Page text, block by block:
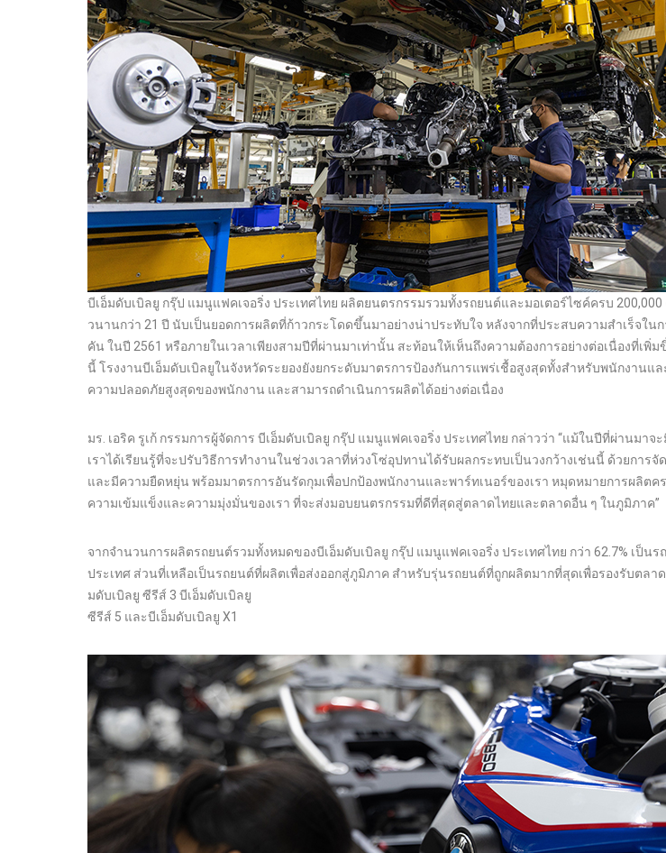
บีเอ็มดับเบิลยู กรุ๊ป แมนูแฟคเจอริ่ง ประเทศไทย ผลิตยนตรกรรมรวมทั้งรถยนต์และมอเตอร์ไซค์ครบ
วนานกว่า 21 ปี นับเป็นยอดการผลิตที่ก้าวกระโดดขึ้นมาอย่างน่าประทับใจ หลังจากที่ประสบความสำเร็จใน
คัน ในปี 2561 หรือภายในเวลาเพียงสามปีที่ผ่านมาเท่านั้น สะท้อนให้เห็นถึงความต้องการอย่างต่อเนื่องที่เพิ่
นี้ โรงงานบีเอ็มดับเบิลยูในจังหวัดระยองยังยกระดับมาตรการป้องกันการแพร่เชื้อสูงสุดทั้งสำหรับพนักงานแ
ความปลอดภัยสูงสุดของพนักงาน และสามารถดำเนินการผลิตได้อย่างต่อเนื่อง
มร. เอริค รูเก้ กรรมการผู้จัดการ บีเอ็มดับเบิลยู กรุ๊ป แมนูแฟคเจอริ่ง ประเทศไทย กล่าวว่า “แม้ในปีที่ผ่านมา
เราได้เรียนรู้ที่จะปรับวิธีการทำงานในช่วงเวลาที่ห่วงโซ่อุปทานได้รับผลกระทบเป็นวงกว้างเช่นนี้ ด้วยการ
และมีความยืดหยุ่น พร้อมมาตรการอันรัดกุมเพื่อปกป้องพนักงานและพาร์ทเนอร์ของเรา หมุดหมายการผลิต
ความเข้มแข็งและความมุ่งมั่นของเรา ที่จะส่งมอบยนตรกรรมที่ดีที่สุดสู่ตลาดไทยและตลาดอื่น ๆ ในภูมิภาค”
จากจำนวนการผลิตรถยนต์รวมทั้งหมดของบีเอ็มดับเบิลยู กรุ๊ป แมนูแฟคเจอริ่ง ประเทศไทย กว่า 62.7% เป็น
ประเทศ ส่วนที่เหลือเป็นรถยนต์ที่ผลิตเพื่อส่งออกสู่ภูมิภาค สำหรับรุ่นรถยนต์ที่ถูกผลิตมากที่สุดเพื่อรองรับตลาด
มดับเบิลยู ซีรีส์ 3 บีเอ็มดับเบิลยู
ซีรีส์ 5 และบีเอ็มดับเบิลยู X1